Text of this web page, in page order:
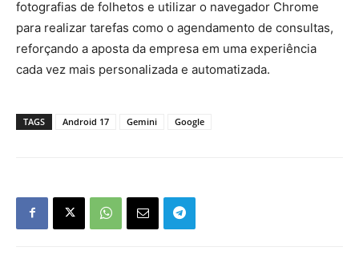
fotografias de folhetos e utilizar o navegador Chrome
para realizar tarefas como o agendamento de consultas,
reforçando a aposta da empresa em uma experiência
cada vez mais personalizada e automatizada.
TAGS Android 17 Gemini Google